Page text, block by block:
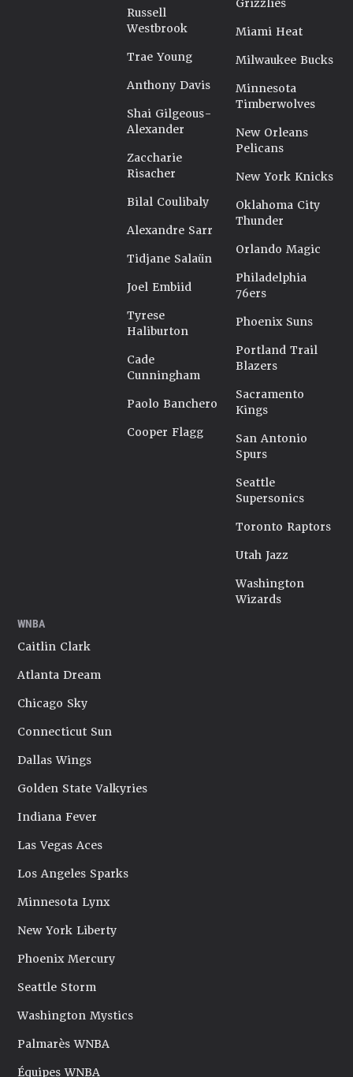
Russell
Westbrook
Trae Young
Anthony Davis
Shai Gilgeous-
Alexander
Zaccharie
Risacher
Bilal Coulibaly
Alexandre Sarr
Tidjane Salaün
Joel Embiid
Tyrese
Haliburton
Cade
Cunningham
Paolo Banchero
Cooper Flagg
Grizzlies
Miami Heat
Milwaukee Bucks
Minnesota
Timberwolves
New Orleans
Pelicans
New York Knicks
Oklahoma City
Thunder
Orlando Magic
Philadelphia
76ers
Phoenix Suns
Portland Trail
Blazers
Sacramento
Kings
San Antonio
Spurs
Seattle
Supersonics
Toronto Raptors
Utah Jazz
Washington
Wizards
WNBA
Caitlin Clark
Atlanta Dream
Chicago Sky
Connecticut Sun
Dallas Wings
Golden State Valkyries
Indiana Fever
Las Vegas Aces
Los Angeles Sparks
Minnesota Lynx
New York Liberty
Phoenix Mercury
Seattle Storm
Washington Mystics
Palmarès WNBA
Équipes WNBA